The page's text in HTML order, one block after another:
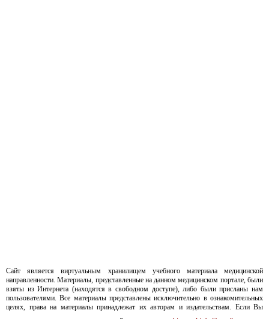
Сайт является виртуальным хранилищем учебного материала медицинской
направленности. Материалы, представленные на данном медицинском портале, были
взяты из Интернета (находятся в свободном доступе), либо были присланы нам
пользователями. Все материалы представлены исключительно в ознакомительных
целях, права на материалы принадлежат их авторам и издательствам. Если Вы